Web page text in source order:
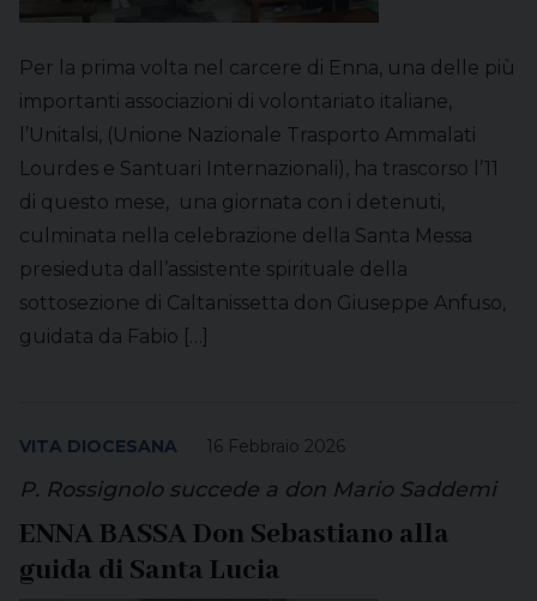
Per la prima volta nel carcere di Enna, una delle più
importanti associazioni di volontariato italiane,
l’Unitalsi, (Unione Nazionale Trasporto Ammalati
Lourdes e Santuari Internazionali), ha trascorso l’11
di questo mese, una giornata con i detenuti,
culminata nella celebrazione della Santa Messa
presieduta dall’assistente spirituale della
sottosezione di Caltanissetta don Giuseppe Anfuso,
guidata da Fabio […]
16 Febbraio 2026
VITA DIOCESANA
P. Rossignolo succede a don Mario Saddemi
ENNA BASSA Don Sebastiano alla
guida di Santa Lucia